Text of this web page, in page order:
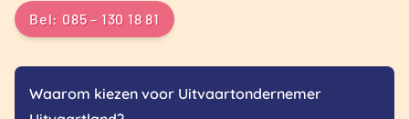
Bel: 085 – 130 18 81
Waarom kiezen voor Uitvaartondernemer